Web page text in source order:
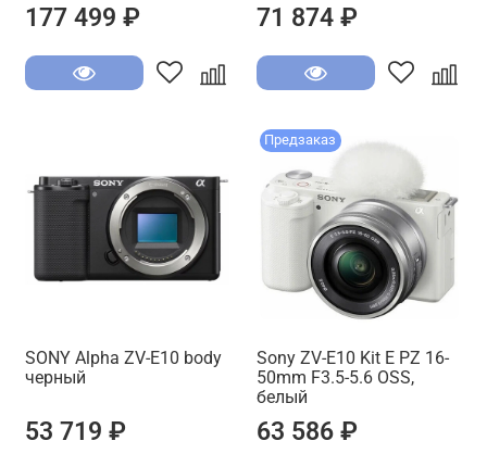
177 499 ₽ 71 874 ₽
SONY Alpha ZV-E10 body
черный
53 719 ₽
Предзаказ
Sony ZV-E10 Kit E PZ 16-
50mm F3.5-5.6 OSS,
белый
63 586 ₽